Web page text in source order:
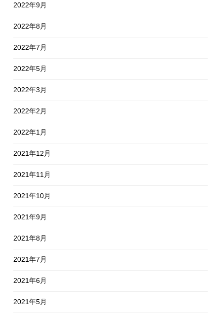
2022年9月
2022年8月
2022年7月
2022年5月
2022年3月
2022年2月
2022年1月
2021年12月
2021年11月
2021年10月
2021年9月
2021年8月
2021年7月
2021年6月
2021年5月